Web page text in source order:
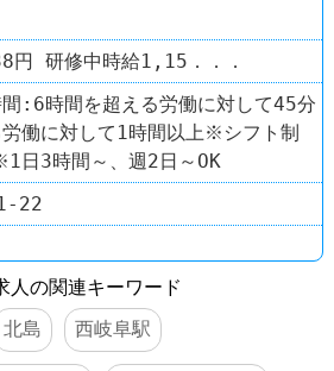
研修中時給1,15．．．
:6時間を超える労働に対して45分
働に対して1時間以上※シフト制
日3時間～、週2日～OK
22
人の関連キーワード
北島 西岐阜駅